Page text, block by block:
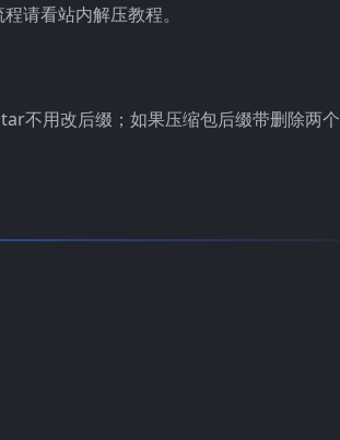
请看站内解压教程。
不用改后缀；如果压缩包后缀带删除两个